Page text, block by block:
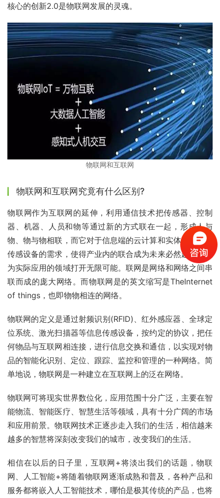
核心的创新2.0是物联网发展的灵魂。
物联网和互联网
物联网和互联网究竟有什么区别?
物联网作为互联网的延伸，利用通信技术把传感器、控制
器、机器、人员和物等通过新的方式联在一起，形成人与
物、物与物相联，而它对于信息端的云计算和实体段的相关
传感设备的需求，使得产业内的联合成为未来必然趋势，也
为实际应用的领域打开无限可能。联网是网络和网络之间串
联而成的庞大网络。而物联网是的英文缩写是TheInternet
of things，也即物物相连的网络。
物联网的定义是通过射频识别(RFID)、红外感应器、全球定
位系统、激光扫描器等信息传感设备，按约定的协议，把任
何物品与互联网相连接，进行信息交换和通信，以实现对物
品的智能化识别、定位、跟踪、监控和管理的一种网络。简
单地说，物联网是一种建立在互联网上的泛在网络。
物联网可将现实世界数位化，应用范围十分广泛，主要在智
能物流、智能医疗、智慧生活等领域，具有十分广阔的市场
和应用前景。物联网技术正逐步走入我们的生活，相信越来
越多的智慧将深刻改变我们的城市，改变我们的生活。
相信在以后的日子里，互联网+将淡出我们的话题，物联
网、人工智能+将随着物联网逐渐成熟和普及，各种产品和
服务都将嵌入人工智能技术，哪怕是极其传统的产品，也将